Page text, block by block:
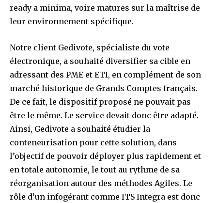
ready a minima, voire matures sur la maîtrise de
leur environnement spécifique.
Notre client Gedivote, spécialiste du vote
électronique, a souhaité diversifier sa cible en
adressant des PME et ETI, en complément de son
marché historique de Grands Comptes français.
De ce fait, le dispositif proposé ne pouvait pas
être le même. Le service devait donc être adapté.
Ainsi, Gedivote a souhaité étudier la
conteneurisation pour cette solution, dans
l’objectif de pouvoir déployer plus rapidement et
en totale autonomie, le tout au rythme de sa
réorganisation autour des méthodes Agiles. Le
rôle d’un infogérant comme ITS Integra est donc